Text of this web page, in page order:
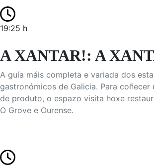
19:25 h
A XANTAR!: A
A guía máis completa e variada dos
gastronómicos de Galicia. Para coñecer
de produto, o espazo visita hoxe
O Grove e Ourense.